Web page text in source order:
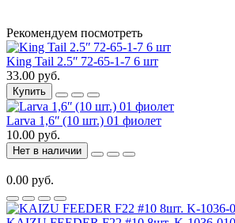
Рекомендуем посмотреть
King Tail 2.5ʺ 72-65-1-7 6 шт
33.00 руб.
Купить
Larva 1,6ʺ (10 шт.) 01 фиолет
10.00 руб.
Нет в наличии
0.00 руб.